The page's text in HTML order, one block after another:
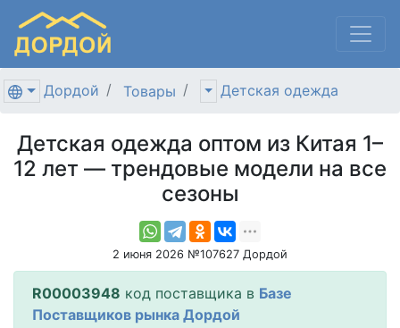
Дордой Товары Детская одежда
Детская одежда оптом из Китая 1–
12 лет — трендовые модели на все
сезоны
2 июня 2026 №107627 Дордой
R00003948 код поставщика в Базе
Поставщиков рынка Дордой